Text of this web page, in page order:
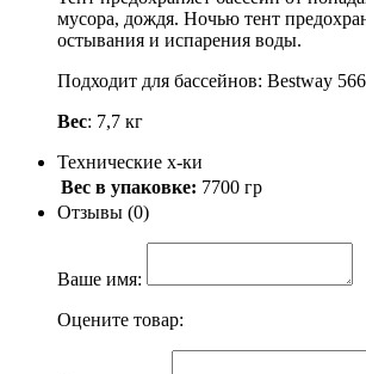
мусора, дождя. Ночью тент
остывания и испарения воды.
Подходит для бассейнов: Bestway
Вес: 7,7 кг
Технические х-ки
Вес в упаковке: 7700 гр
Отзывы (0)
Ваше имя:
Оцените товар: